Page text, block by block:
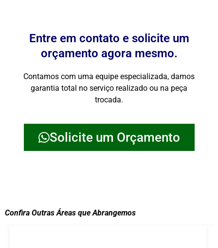
Entre em contato e solicite um
orçamento agora mesmo.
Contamos com uma equipe especializada, damos
garantia total no serviço realizado ou na peça
trocada.
Solicite um Orçamento
Confira Outras Áreas que Abrangemos